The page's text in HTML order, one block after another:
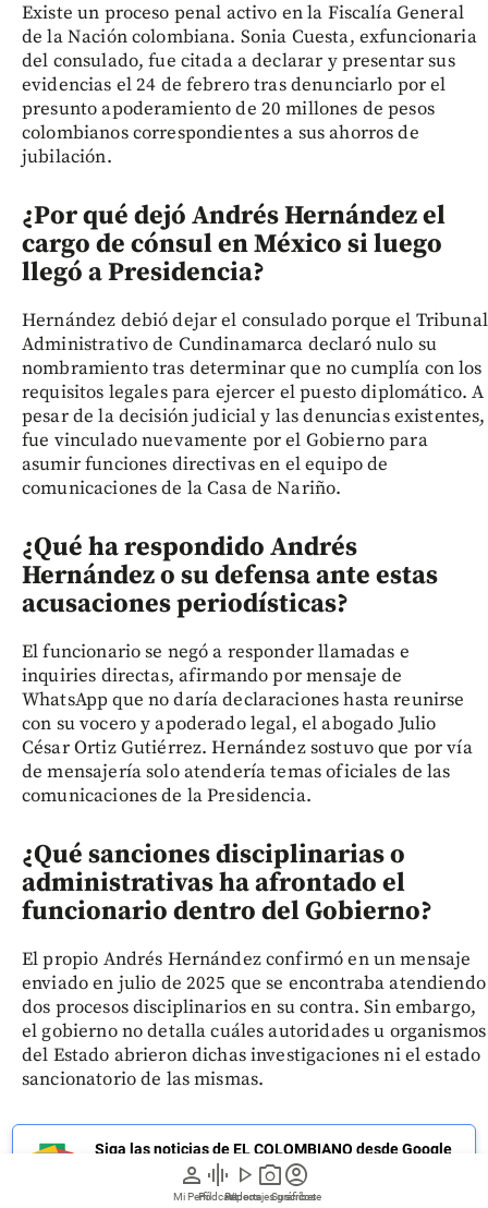
person
Mi Perfil
graphic_eq
Pódcast
play_arrow
Videos
photo_camera
Reportajes gráficos
account_circle
Suscríbete
Existe un proceso penal activo en la Fiscalía General
de la Nación colombiana. Sonia Cuesta, exfuncionaria
del consulado, fue citada a declarar y presentar sus
evidencias el 24 de febrero tras denunciarlo por el
presunto apoderamiento de 20 millones de pesos
colombianos correspondientes a sus ahorros de
jubilación.
¿Por qué dejó Andrés Hernández el
cargo de cónsul en México si luego
llegó a Presidencia?
Hernández debió dejar el consulado porque el Tribunal
Administrativo de Cundinamarca declaró nulo su
nombramiento tras determinar que no cumplía con los
requisitos legales para ejercer el puesto diplomático. A
pesar de la decisión judicial y las denuncias existentes,
fue vinculado nuevamente por el Gobierno para
asumir funciones directivas en el equipo de
comunicaciones de la Casa de Nariño.
¿Qué ha respondido Andrés
Hernández o su defensa ante estas
acusaciones periodísticas?
El funcionario se negó a responder llamadas e
inquiries directas, afirmando por mensaje de
WhatsApp que no daría declaraciones hasta reunirse
con su vocero y apoderado legal, el abogado Julio
César Ortiz Gutiérrez. Hernández sostuvo que por vía
de mensajería solo atendería temas oficiales de las
comunicaciones de la Presidencia.
¿Qué sanciones disciplinarias o
administrativas ha afrontado el
funcionario dentro del Gobierno?
El propio Andrés Hernández confirmó en un mensaje
enviado en julio de 2025 que se encontraba atendiendo
dos procesos disciplinarios en su contra. Sin embargo,
el gobierno no detalla cuáles autoridades u organismos
del Estado abrieron dichas investigaciones ni el estado
sancionatorio de las mismas.
Siga las noticias de EL COLOMBIANO desde Google
News